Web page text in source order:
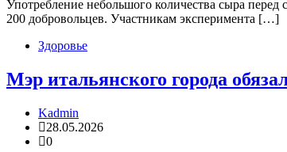
Употребление небольшого количества сыра
200 добровольцев. Участникам эксперимента […]
Здоровье
Мэр итальянского города
Kadmin
28.05.2026
0